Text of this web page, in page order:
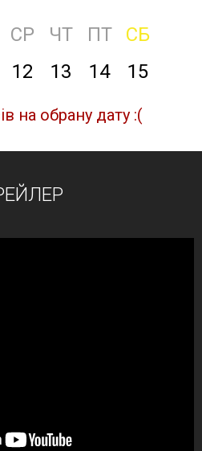
СР ЧТ ПТ
СБ
12 13 14 15
на обрану дату :(